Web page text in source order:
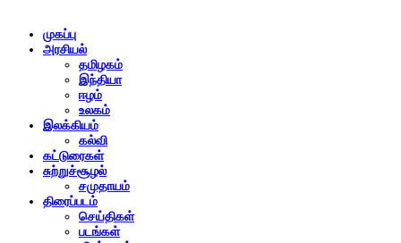
முகப்பு
அரசியல்
தமிழகம்
இந்தியா
ஈழம்
உலகம்
இலக்கியம்
கல்வி
கட்டுரைகள்
சுற்றுச்சூழல்
சமுதாயம்
திரைப்படம்
செய்திகள்
படங்கள்